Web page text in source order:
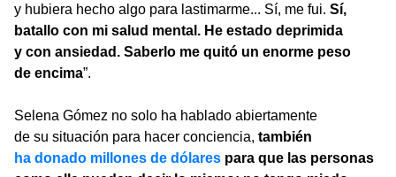
y hubiera hecho algo para lastimarme... Sí, me fui. Sí,
batallo con mi salud mental. He estado deprimida
y con ansiedad. Saberlo me quitó un enorme peso
de encima”.
Selena Gómez no solo ha hablado abiertamente
de su situación para hacer conciencia, también
ha donado millones de dólares para que las personas